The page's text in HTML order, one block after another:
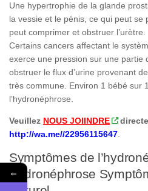
Une hypertrophie de la glande
la vessie et le pénis, ce qui peut se
peut comprimer et obstruer l’urètre.
Certains cancers affectant le
exerce une pression sur une partie
obstruer le flux d’urine provenant
très commune. Environ 1 bébé sur
l’hydronéphrose.
Veuillez NOUS JOIINDRE
http://wa.me//22956115647
Symptômes de
Hydronéphrose
←